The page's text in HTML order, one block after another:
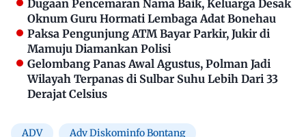
Dugaan Pencemaran Nama Baik, Keluarga Desak
Oknum Guru Hormati Lembaga Adat Bonehau
Paksa Pengunjung ATM Bayar Parkir, Jukir di
Mamuju Diamankan Polisi
Gelombang Panas Awal Agustus, Polman Jadi
Wilayah Terpanas di Sulbar Suhu Lebih Dari 33
Derajat Celsius
ADV Adv Diskominfo Bontang